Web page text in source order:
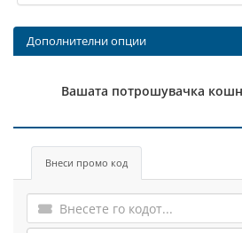
Дополнителни опции
Вашата потрошувачка
Внеси промо код